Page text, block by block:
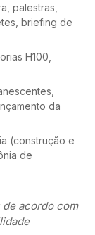
palestras,
briefing de
H100,
da
(construção e
de
acordo com